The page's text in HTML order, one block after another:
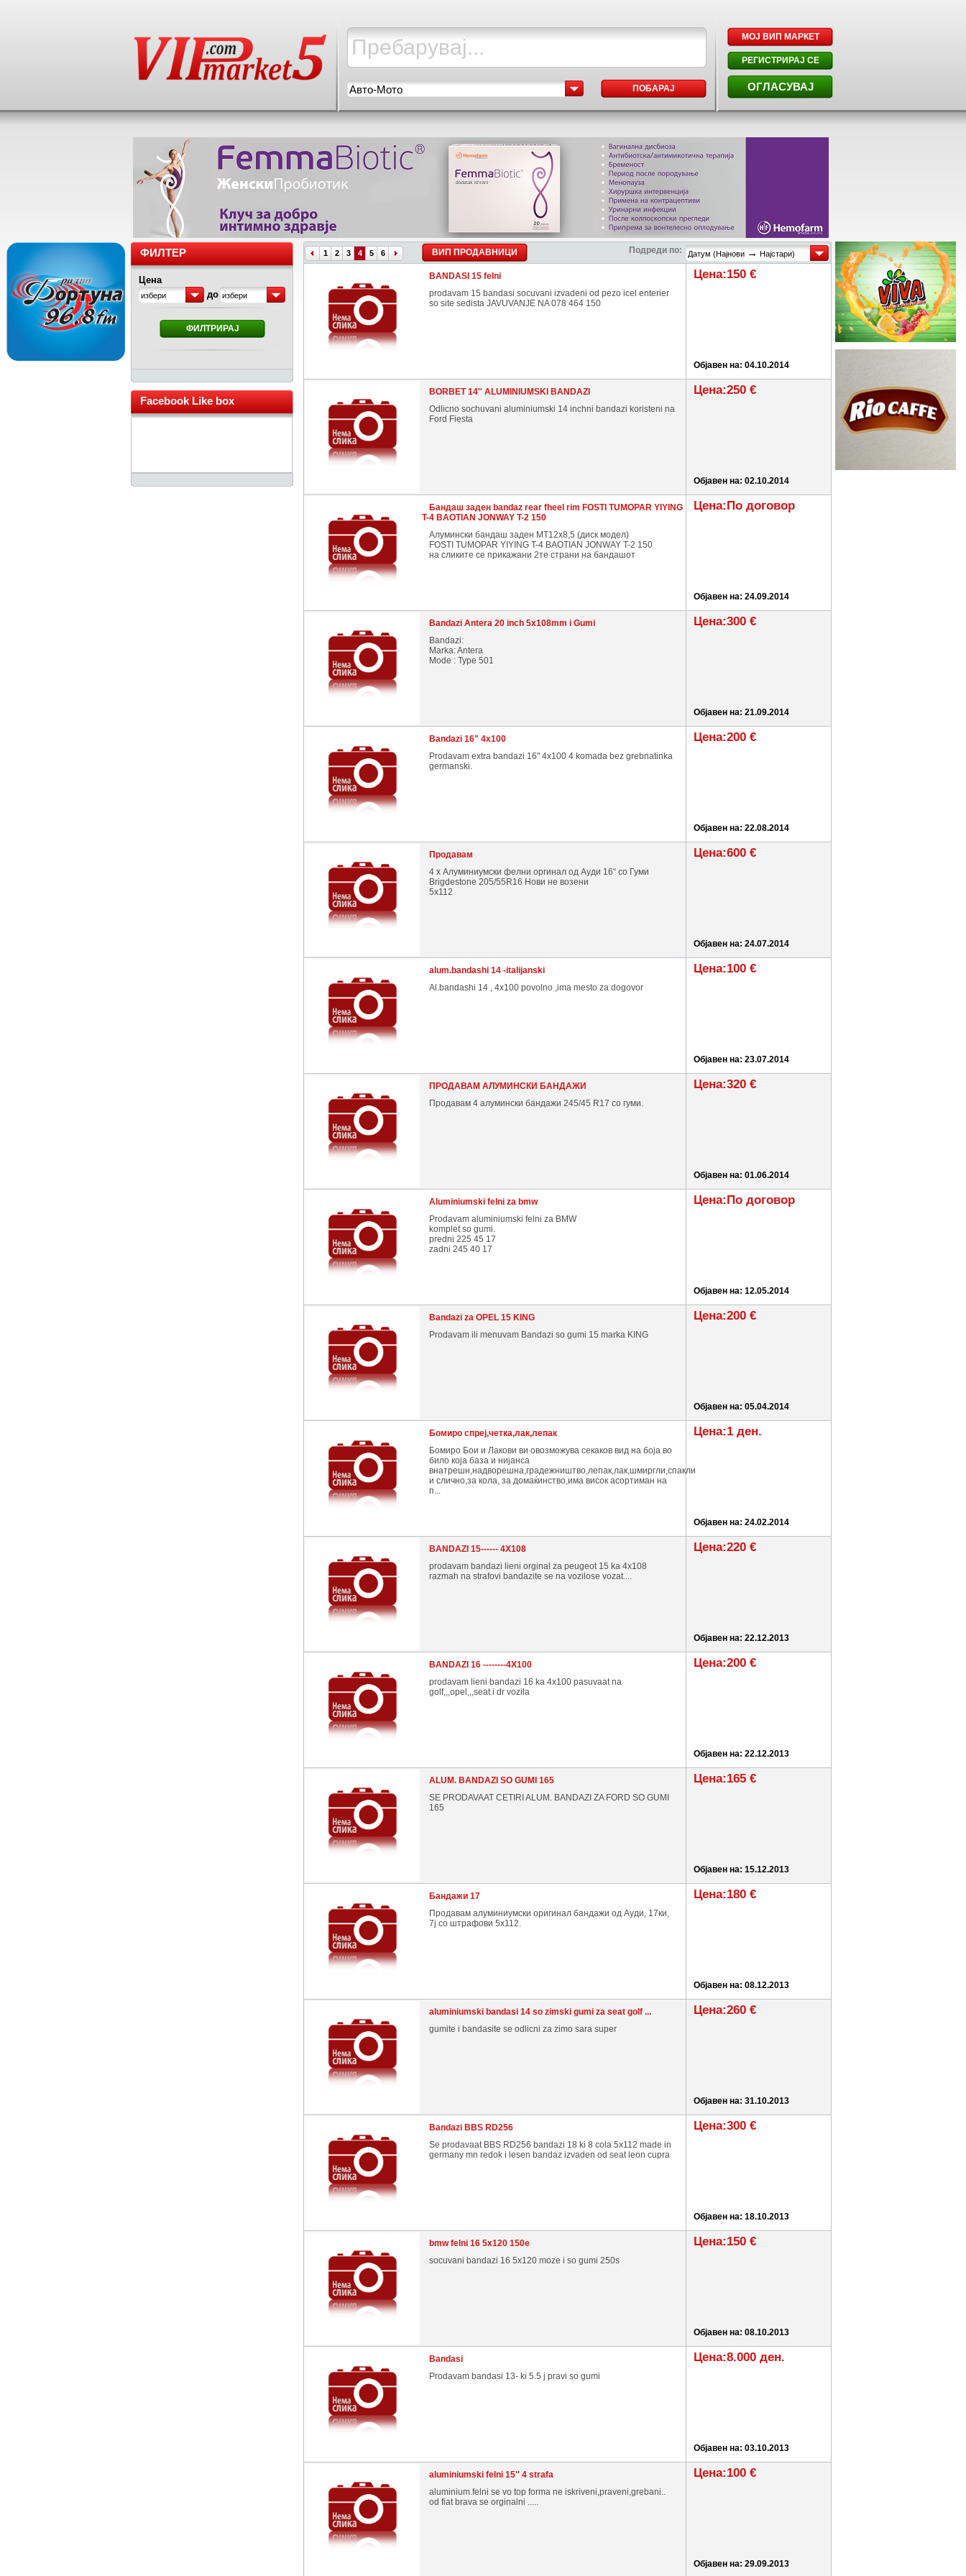
Авто-Мото ПОБАРАЈ
МОЈ ВИП МАРКЕТ
РЕГИСТРИРАЈ СЕ
ОГЛАСУВАЈ
ФИЛТЕР
Цена
избери до избери
ФИЛТРИРАЈ
Facebook Like box
1 2 3 4 5 6 ВИП ПРОДАВНИЦИ Подреди по: Датум (Најнови → Најстари)
BANDASI 15 felni
prodavam 15 bandasi socuvani izvadeni od pezo icel enterier
so site sedista JAVUVANJE NA 078 464 150
Цена:150 €
Објавен на: 04.10.2014
BORBET 14'' ALUMINIUMSKI BANDAZI
Odlicno sochuvani aluminiumski 14 inchni bandazi koristeni na
Ford Fiesta
Цена:250 €
Објавен на: 02.10.2014
Бандаш заден bandaz rear fheel rim FOSTI TUMOPAR YIYING
T-4 BAOTIAN JONWAY T-2 150
Алумински бандаш заден MT12x8,5 (диск модел)
FOSTI TUMOPAR YIYING T-4 BAOTIAN JONWAY T-2 150
на сликите се прикажани 2те страни на бандашот
Цена:По договор
Објавен на: 24.09.2014
Bandazi Antera 20 inch 5x108mm i Gumi
Bandazi:
Marka: Antera
Mode : Type 501
Цена:300 €
Објавен на: 21.09.2014
Bandazi 16" 4x100
Prodavam extra bandazi 16" 4x100 4 komada bez grebnatinka
germanski.
Цена:200 €
Објавен на: 22.08.2014
Продавам
4 х Алуминиумски фелни оргинал од Ауди 16“ со Гуми
Brigdestone 205/55R16 Нови не возени
5х112
Цена:600 €
Објавен на: 24.07.2014
alum.bandashi 14 -italijanski
Al.bandashi 14 , 4x100 povolno ,ima mesto za dogovor
Цена:100 €
Објавен на: 23.07.2014
ПРОДАВАМ АЛУМИНСКИ БАНДАЖИ
Продавам 4 алумински бандажи 245/45 R17 со гуми.
Цена:320 €
Објавен на: 01.06.2014
Aluminiumski felni za bmw
Prodavam aluminiumski felni za BMW
komplet so gumi.
predni 225 45 17
zadni 245 40 17
Цена:По договор
Објавен на: 12.05.2014
Bandazi za OPEL 15 KING
Prodavam ili menuvam Bandazi so gumi 15 marka KING
Цена:200 €
Објавен на: 05.04.2014
Бомиро спреј,четка,лак,лепак
Бомиро Бои и Лакови ви овозможува секаков вид на боја во
било која база и нијанса
внатрешн,надворешна,градежништво,лепак,лак,шмиргли,спакли
и слично,за кола, за домаќинство,има висок асортиман на
п...
Цена:1 ден.
Објавен на: 24.02.2014
BANDAZI 15------ 4X108
prodavam bandazi lieni orginal za peugeot 15 ka 4x108
razmah na strafovi bandazite se na vozilose vozat....
Цена:220 €
Објавен на: 22.12.2013
BANDAZI 16 --------4X100
prodavam lieni bandazi 16 ka 4x100 pasuvaat na
golf,,,opel,,,seat i dr vozila
Цена:200 €
Објавен на: 22.12.2013
ALUM. BANDAZI SO GUMI 165
SE PRODAVAAT CETIRI ALUM. BANDAZI ZA FORD SO GUMI
165
Цена:165 €
Објавен на: 15.12.2013
Бандажи 17
Продавам алуминиумски оригинал бандажи од Ауди, 17ки,
7ј со штрафови 5х112.
Цена:180 €
Објавен на: 08.12.2013
aluminiumski bandasi 14 so zimski gumi za seat golf ...
gumite i bandasite se odlicni za zimo sara super
Цена:260 €
Објавен на: 31.10.2013
Bandazi BBS RD256
Se prodavaat BBS RD256 bandazi 18 ki 8 cola 5x112 made in
germany mn redok i lesen bandaz izvaden od seat leon cupra
Цена:300 €
Објавен на: 18.10.2013
bmw felni 16 5x120 150e
socuvani bandazi 16 5x120 moze i so gumi 250s
Цена:150 €
Објавен на: 08.10.2013
Bandasi
Prodavam bandasi 13- ki 5.5 j pravi so gumi
Цена:8.000 ден.
Објавен на: 03.10.2013
aluminiumski felni 15'' 4 strafa
aluminium.felni se vo top forma ne iskriveni,praveni,grebani..
od fiat brava se orginalni .....
Цена:100 €
Објавен на: 29.09.2013